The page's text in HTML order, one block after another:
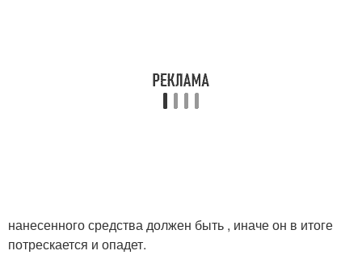
нанесенного средства должен быть , иначе он в итоге
потрескается и опадет.